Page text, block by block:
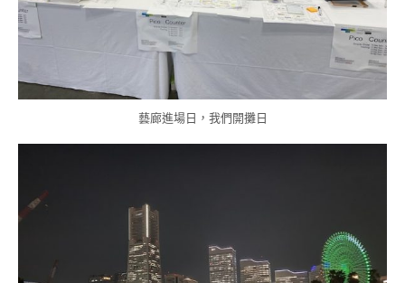
藝廊進場日，我們開攤日